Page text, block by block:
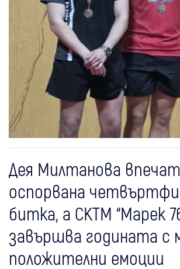
Дея Милтанова
оспорвана
битка, а СКТМ “Марек
завършва годината с
положителни емоции